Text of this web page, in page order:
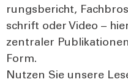
rungs­be­richt,
schrift oder Video –
zen­tra­ler
Form.
Nut­zen Sie unse­re